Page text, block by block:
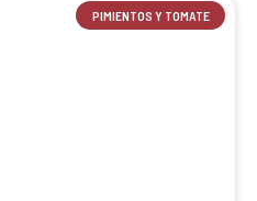
PIMIENTOS Y TOMATE